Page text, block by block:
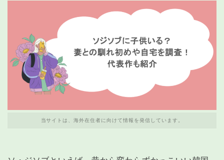
当サイトは、海外在住者に向けて情報を発信しています。